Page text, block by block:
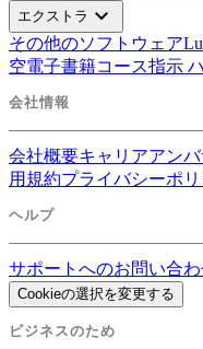
エクストラ expand_more
その他のソフトウェア
空電子書籍コース指示
会社情報
会社概要キャリアアン
用規約プライバシーポ
ヘルプ
サポートへのお問い合
Cookieの選択を変更する
ビジネスのため